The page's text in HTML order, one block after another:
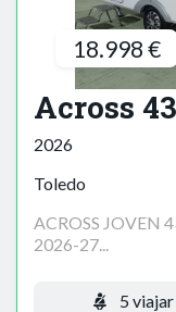
18.998 €
Across
2026
Toledo
ACROSS JOVEN
2026-27...
5 viajar